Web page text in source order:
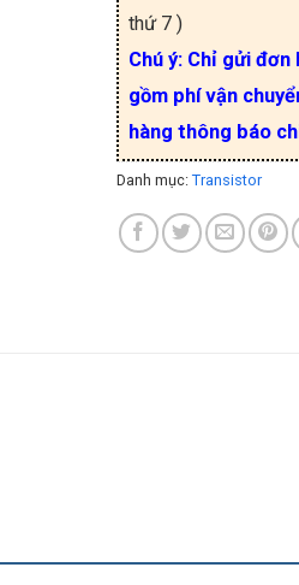
thứ 7 )
Chú ý: Chỉ gửi
gồm phí vận
hàng thông báo
Danh mục: Transistor